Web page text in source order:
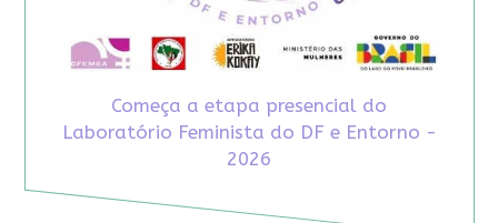
Começa a etapa presencial do
Laboratório Feminista do DF e Entorno -
2026